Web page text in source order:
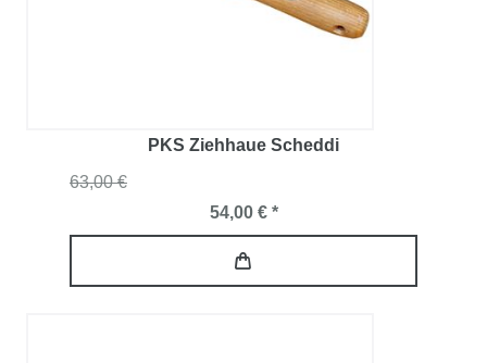
PKS Ziehhaue Scheddi
63,00 €
54,00 € *